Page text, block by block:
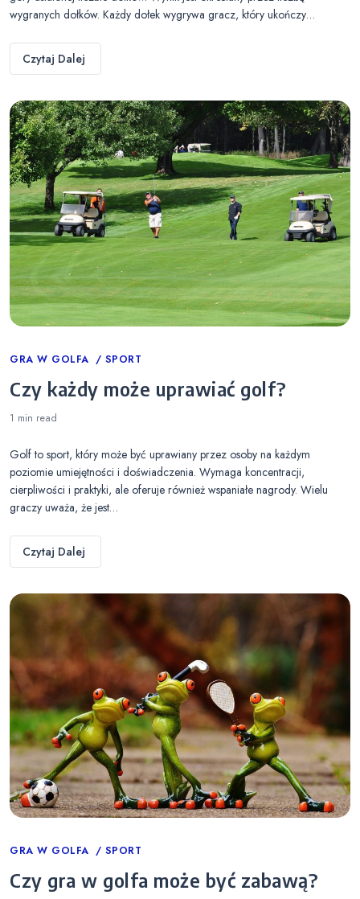
wygranych dołków. Każdy dołek wygrywa gracz, który ukończy…
Czytaj Dalej
Categories
GRA W GOLFA SPORT
Czy każdy może uprawiać golf?
1 min read
Golf to sport, który może być uprawiany przez osoby na każdym
poziomie umiejętności i doświadczenia. Wymaga koncentracji,
cierpliwości i praktyki, ale oferuje również wspaniałe nagrody. Wielu
graczy uważa, że jest…
Czytaj Dalej
Categories
GRA W GOLFA SPORT
Czy gra w golfa może być zabawą?